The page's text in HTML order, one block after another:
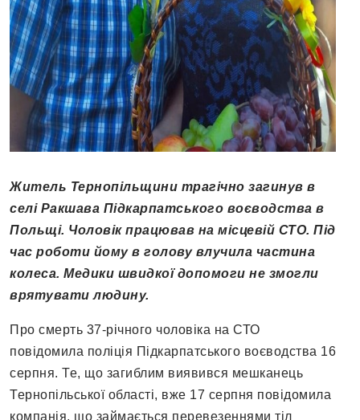
Житель Тернопільщини трагічно загинув в
селі Ракшава Підкарпатського воєводства в
Польщі. Чоловік працював на місцевій СТО. Під
час роботи йому в голову влучила частина
колеса. Медики швидкої допомоги не змогли
врятувати людину.
Про смерть 37-річного чоловіка на СТО
повідомила поліція Підкарпатського воєводства 16
серпня. Те, що загиблим виявився мешканець
Тернопільської області, вже 17 серпня повідомила
компанія, що займається перевезеннями тіл